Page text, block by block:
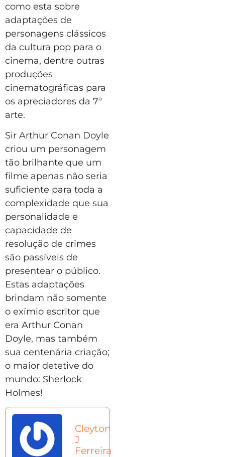
como esta sobre
adaptações de
personagens clássicos
da cultura pop para o
cinema, dentre outras
produções
cinematográficas para
os apreciadores da 7⁠ª
arte.
Sir Arthur Conan Doyle
criou um personagem
tão brilhante que um
filme apenas não seria
suficiente para toda a
complexidade que sua
personalidade e
capacidade de
resolução de crimes
são passíveis de
presentear o público.
Estas adaptações
brindam não somente
o exímio escritor que
era Arthur Conan
Doyle, mas também
sua centenária criação;
o maior detetive do
mundo: Sherlock
Holmes!
Cleyton
J
Ferreira